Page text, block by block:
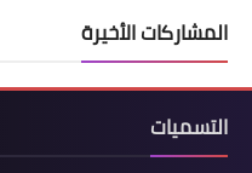
المشاركات الأخيرة
التسميات